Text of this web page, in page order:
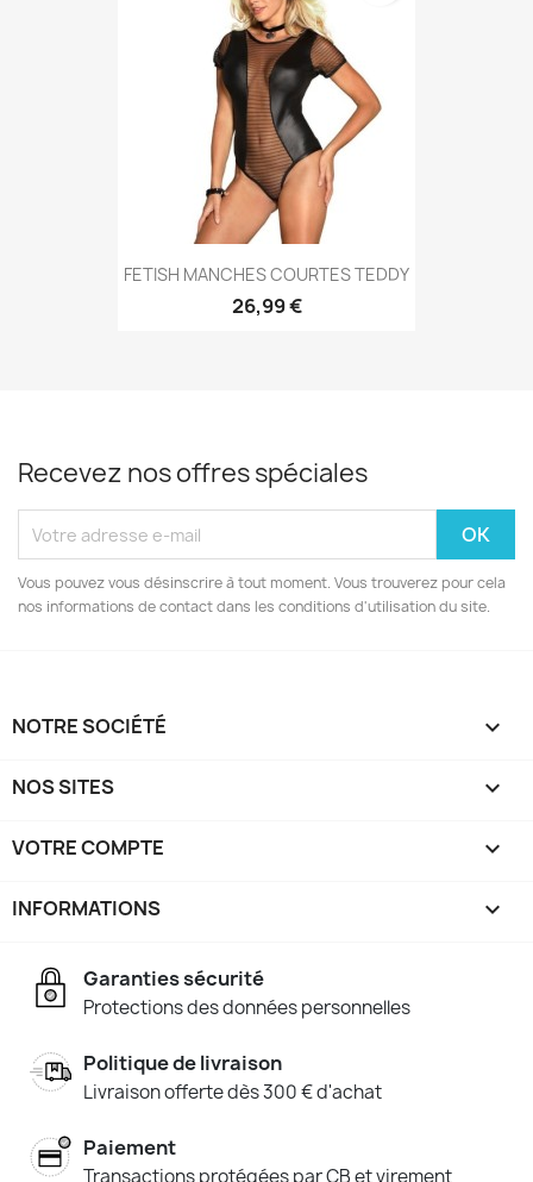
FETISH MANCHES COURTES TEDDY
26,99 €
Recevez nos offres spéciales
Vous pouvez vous désinscrire à tout moment. Vous trouverez pour cela
nos informations de contact dans les conditions d'utilisation du site.
NOTRE SOCIÉTÉ 
NOS SITES 
VOTRE COMPTE 
INFORMATIONS keyboard_arrow_down
Garanties sécurité
Protections des données personnelles
Politique de livraison
Livraison offerte dès 300 € d'achat
Paiement
Transactions protégées par CB et virement